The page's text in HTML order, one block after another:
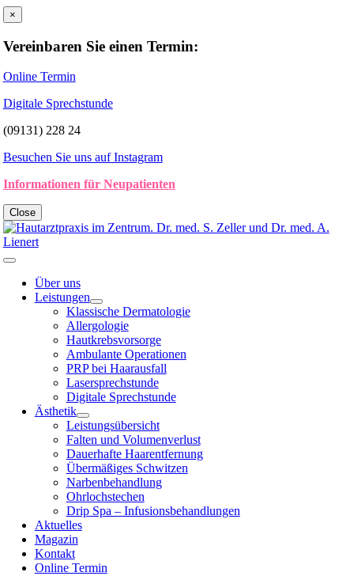
Zum
Inhalt
springen
×
Vereinbaren Sie einen Termin:
Online Termin
Digitale Sprechstunde
(09131) 228 24
Besuchen Sie uns auf Instagram
Informationen für Neupatienten
Close
Toggle
NavigationÜber uns
Leistungen
Klassische Dermatologie
Allergologie
Hautkrebsvorsorge
Ambulante Operationen
PRP bei Haarausfall
Lasersprechstunde
Digitale Sprechstunde
Ästhetik
Leistungsübersicht
Falten und Volumenverlust
Dauerhafte Haarentfernung
Übermäßiges Schwitzen
Narbenbehandlung
Ohrlochstechen
Drip Spa – Infusionsbehandlungen
Aktuelles
Magazin
Kontakt
Online Termin